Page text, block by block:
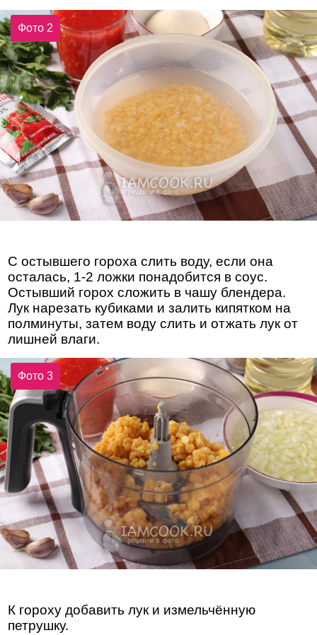
Фото 2
С остывшего гороха слить воду, если она
осталась, 1-2 ложки понадобится в соус.
Остывший горох сложить в чашу блендера.
Лук нарезать кубиками и залить кипятком на
полминуты, затем воду слить и отжать лук от
лишней влаги.
Фото 3
К гороху добавить лук и измельчённую
петрушку.